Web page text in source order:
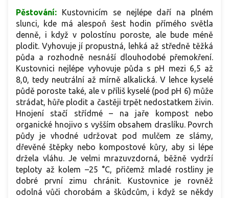
Pěstování:
Kustovnicím se nejlépe daří na plném
slunci, kde má alespoň šest hodin přímého světla
denně, i když v polostínu poroste, ale bude méně
plodit. Vyhovuje jí propustná, lehká až středně těžká
půda a rozhodně nesnáší dlouhodobé přemokření.
Kustovnici nejlépe vyhovuje půda s pH mezi 6,5 až
8,0, tedy neutrální až mírně alkalická. V lehce kyselé
půdě poroste také, ale v příliš kyselé (pod pH 6) může
strádat, hůře plodit a častěji trpět nedostatkem živin.
Hnojení stačí střídmé – na jaře kompost nebo
organické hnojivo s vyšším obsahem draslíku. Povrch
půdy je vhodné udržovat pod mulčem ze slámy,
dřevěné štěpky nebo kompostové kůry, aby si lépe
držela vláhu. Je velmi mrazuvzdorná, běžně vydrží
teploty až kolem –25 °C, přičemž mladé rostliny je
dobré první zimu chránit. Kustovnice je rovněž
odolná vůči chorobám a škůdcům, i když se někdy